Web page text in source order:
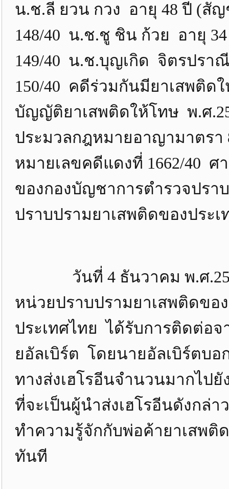
น.ช.ลี ยวน กวง อายุ 48 ปี (สั
148/40 น.ช.ชู ชิน ก้วย อายุ
149/40 น.ช.บุญเกิด จิตรปรา
150/40 คดีร่วมกันมียาเสพติด
บัญญัติยาเสพติดให้โทษ พ.ศ
ประมวลกฎหมายอาญามาตรา
หมายเลขคดีแดงที่ 1662/40
ของกองบัญชาการตำรวจปรา
ปราบปรามยาเสพติดของประเ
วันที่ 4 ธันวาคม พ.ศ
หน่วยปราบปรามยาเสพติดขอ
ประเทศไทย ได้รับการติดต่อ
ยอัลเบิร์ต โดยนายอัลเบิร์ตบ
ทางส่งเฮโรอีนจำนวนมากไป
ที่จะเป็นผู้นำส่งเฮโรอีนดังกล่
ทำความรู้จักกับพ่อค้ายาเสพ
ทันที